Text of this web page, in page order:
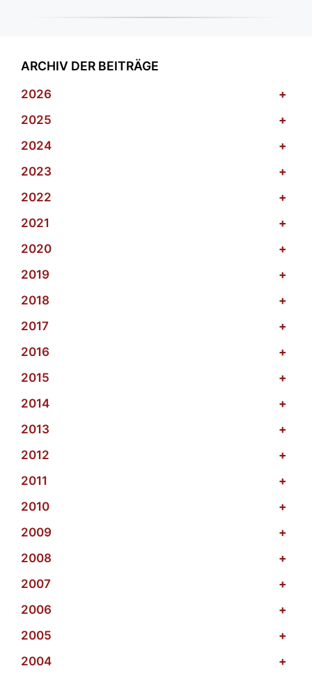
ARCHIV DER BEITRÄGE
2026
+
2025
+
2024
+
2023
+
2022
+
2021
+
2020
+
2019
+
2018
+
2017
+
2016
+
2015
+
2014
+
2013
+
2012
+
2011
+
2010
+
2009
+
2008
+
2007
+
2006
+
2005
+
2004
+